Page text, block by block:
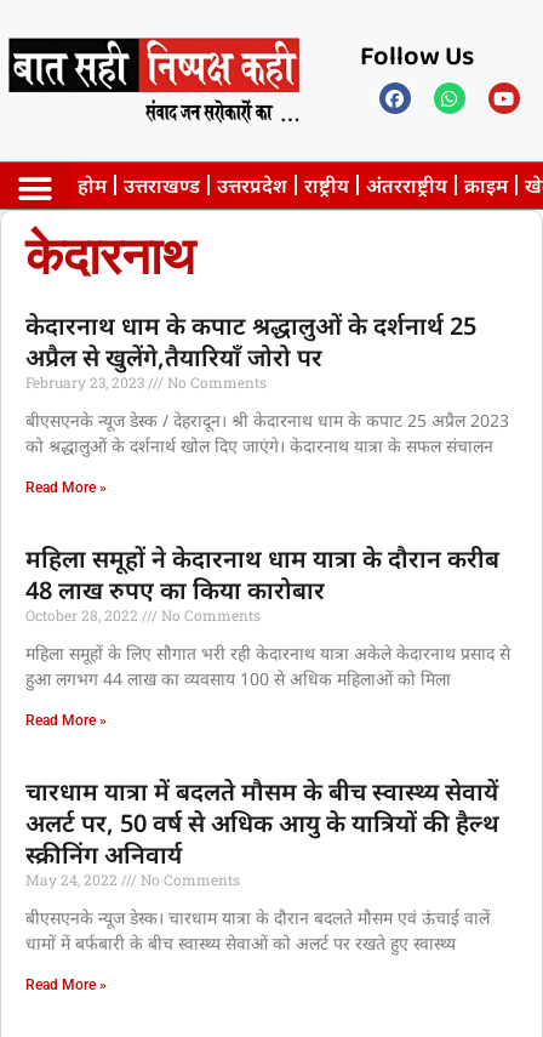
Follow Us
होम उत्तराखण्ड उत्तरप्रदेश राष्ट्रीय अंतरराष्ट्रीय क्राइम
केदारनाथ
केदारनाथ धाम के कपाट श्रद्धालुओं के दर्शनार्थ 25
अप्रैल से खुलेंगे,तैयारियाँ जोरो पर
February 23, 2023 No Comments
बीएसएनके न्यूज डेस्क / देहरादून। श्री केदारनाथ धाम के कपाट 25 अप्रैल 2023
को श्रद्धालुओं के दर्शनार्थ खोल दिए जाएंगे। केदारनाथ यात्रा के सफल संचालन
Read More »
महिला समूहों ने केदारनाथ धाम यात्रा के दौरान करीब
48 लाख रुपए का किया कारोबार
October 28, 2022 No Comments
महिला समूहों के लिए सौगात भरी रही केदारनाथ यात्रा अकेले केदारनाथ प्रसाद से
हुआ लगभग 44 लाख का व्यवसाय 100 से अधिक महिलाओं को मिला
Read More »
चारधाम यात्रा में बदलते मौसम के बीच स्वास्थ्य सेवायें
अलर्ट पर, 50 वर्ष से अधिक आयु के यात्रियों की हैल्थ
स्क्रीनिंग अनिवार्य
May 24, 2022 No Comments
बीएसएनके न्यूज डेस्क। चारधाम यात्रा के दौरान बदलते मौसम एवं ऊंचाई वालें
धामों में बर्फबारी के बीच स्वास्थ्य सेवाओं को अलर्ट पर रखते हुए स्वास्थ्य
Read More »